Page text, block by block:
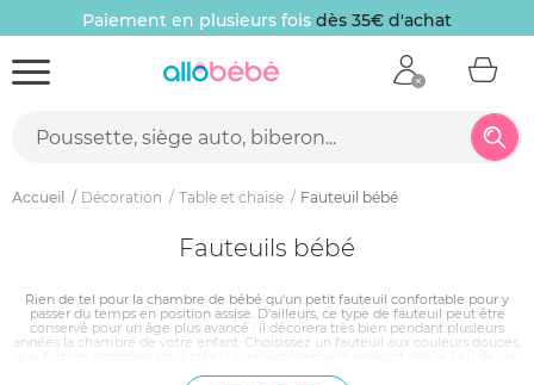
Paiement en plusieurs fois dès 35€ d'achat
Accueil Décoration Table et chaise Fauteuil bébé
Fauteuils bébé
Rien de tel pour la chambre de bébé qu'un petit fauteuil confortable pour y
passer du temps en position assise. D'ailleurs, ce type de fauteuil peut être
conservé pour un âge plus avancé : il décorera très bien pendant plusieurs
années la chambre de votre enfant. Choisissez un fauteuil aux couleurs douces,